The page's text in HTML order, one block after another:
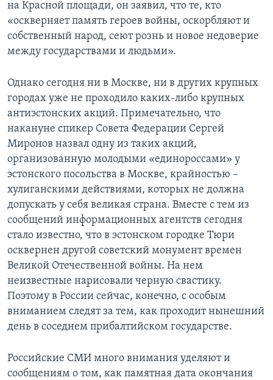
на Красной площади, он заявил, что те, кто
«оскверняет память героев войны, оскорбляют и
собственный народ, сеют рознь и новое недоверие
между государствами и людьми».
Однако сегодня ни в Москве, ни в других крупных
городах уже не проходило каких-либо крупных
антиэстонских акций. Примечательно, что
накануне спикер Совета Федерации Сергей
Миронов назвал одну из таких акций,
организованную молодыми «единороссами» у
эстонского посольства в Москве, крайностью –
хулиганскими действиями, которых не должна
допускать у себя великая страна. Вместе с тем из
сообщений информационных агентств сегодня
стало известно, что в эстонском городке Тюри
осквернен другой советский монумент времен
Великой Отечественной войны. На нем
неизвестные нарисовали черную свастику.
Поэтому в России сейчас, конечно, с особым
вниманием следят за тем, как проходит нынешний
день в соседнем прибалтийском государстве.
Российские СМИ много внимания уделяют и
сообщениям о том, как памятная дата окончания